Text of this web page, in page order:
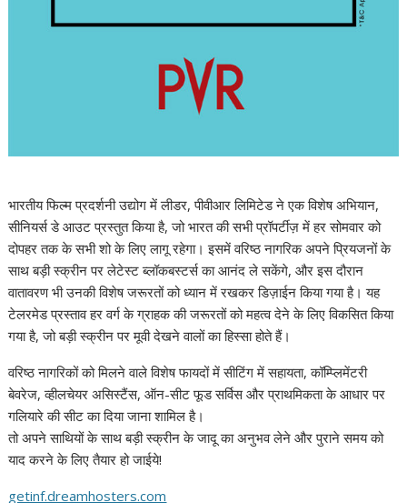
भारतीय फिल्म प्रदर्शनी उद्योग में लीडर, पीवीआर लिमिटेड ने एक विशेष अभियान,
सीनियर्स डे आउट प्रस्तुत किया है, जो भारत की सभी प्रॉपर्टीज़ में हर सोमवार को
दोपहर तक के सभी शो के लिए लागू रहेगा। इसमें वरिष्ठ नागरिक अपने प्रियजनों के
साथ बड़ी स्क्रीन पर लेटेस्ट ब्लॉकबस्टर्स का आनंद ले सकेंगे, और इस दौरान
वातावरण भी उनकी विशेष जरूरतों को ध्यान में रखकर डिज़ाईन किया गया है। यह
टेलरमेड प्रस्ताव हर वर्ग के ग्राहक की जरूरतों को महत्व देने के लिए विकसित किया
गया है, जो बड़ी स्क्रीन पर मूवी देखने वालों का हिस्सा होते हैं।
वरिष्ठ नागरिकों को मिलने वाले विशेष फायदों में सीटिंग में सहायता, कॉम्प्लिमेंटरी
बेवरेज, व्हीलचेयर असिस्टैंस, ऑन-सीट फूड सर्विस और प्राथमिकता के आधार पर
गलियारे की सीट का दिया जाना शामिल है।
तो अपने साथियों के साथ बड़ी स्क्रीन के जादू का अनुभव लेने और पुराने समय को
याद करने के लिए तैयार हो जाईये!
getinf.dreamhosters.com